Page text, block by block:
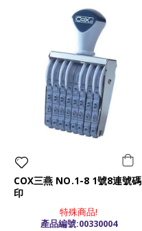
COX三燕 NO.1-8 1號8連號碼
印
特殊商品!
產品編號:00330004